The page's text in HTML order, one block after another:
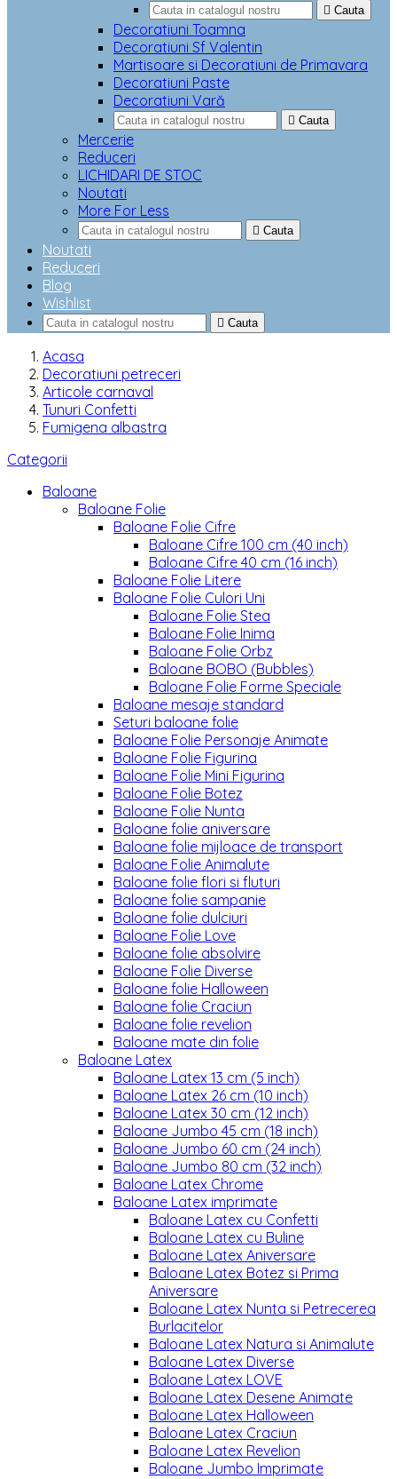
 Cauta
Decoratiuni Toamna
Decoratiuni Sf Valentin
Martisoare si Decoratiuni de Primavara
Decoratiuni Paste
Decoratiuni Vară
 Cauta
Mercerie
Reduceri
LICHIDARI DE STOC
Noutati
More For Less
 Cauta
Noutati
Reduceri
Blog
Wishlist
 Cauta
Acasa
Decoratiuni petreceri
Articole carnaval
Tunuri Confetti
Fumigena albastra
Categorii
Baloane
Baloane Folie
Baloane Folie Cifre
Baloane Cifre 100 cm (40 inch)
Baloane Cifre 40 cm (16 inch)
Baloane Folie Litere
Baloane Folie Culori Uni
Baloane Folie Stea
Baloane Folie Inima
Baloane Folie Orbz
Baloane BOBO (Bubbles)
Baloane Folie Forme Speciale
Baloane mesaje standard
Seturi baloane folie
Baloane Folie Personaje Animate
Baloane Folie Figurina
Baloane Folie Mini Figurina
Baloane Folie Botez
Baloane Folie Nunta
Baloane folie aniversare
Baloane folie mijloace de transport
Baloane Folie Animalute
Baloane folie flori si fluturi
Baloane folie sampanie
Baloane folie dulciuri
Baloane Folie Love
Baloane folie absolvire
Baloane Folie Diverse
Baloane folie Halloween
Baloane folie Craciun
Baloane folie revelion
Baloane mate din folie
Baloane Latex
Baloane Latex 13 cm (5 inch)
Baloane Latex 26 cm (10 inch)
Baloane Latex 30 cm (12 inch)
Baloane Jumbo 45 cm (18 inch)
Baloane Jumbo 60 cm (24 inch)
Baloane Jumbo 80 cm (32 inch)
Baloane Latex Chrome
Baloane Latex imprimate
Baloane Latex cu Confetti
Baloane Latex cu Buline
Baloane Latex Aniversare
Baloane Latex Botez si Prima
Aniversare
Baloane Latex Nunta si Petrecerea
Burlacitelor
Baloane Latex Natura si Animalute
Baloane Latex Diverse
Baloane Latex LOVE
Baloane Latex Desene Animate
Baloane Latex Halloween
Baloane Latex Craciun
Baloane Latex Revelion
Baloane Jumbo Imprimate